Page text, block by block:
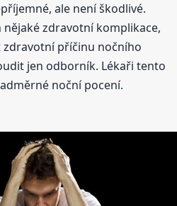
ale není škodlivé.
zdravotní komplikace,
příčinu nočního
jen odborník. Lékaři tento
noční pocení.